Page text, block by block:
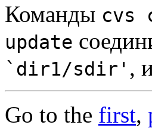
Команды cvs
update
`dir1/sdir' ,
Go to the first,